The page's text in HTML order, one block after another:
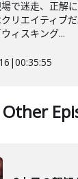
で迷走、正
リエイティブ
ィスキング...
|00:35:55
Other